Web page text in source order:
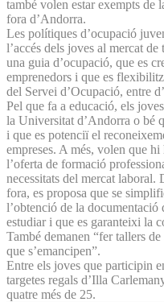
també volen estar exempts de
fora d’Andorra.
Les polítiques d’ocupació
l’accés dels joves al mercat
una guia d’ocupació, que es
emprenedors i que es
del Servei d’Ocupació, entre
Pel que fa a educació, els
la Universitat d’Andorra o bé
i que es potenciï el
empreses. A més, volen que
l’oferta de formació
necessitats del mercat laboral.
fora, es proposa que se
l’obtenció de la documentació
estudiar i que es garanteixi la
També demanen “fer tallers
que s’emancipen”.
Entre els joves que participin
targetes regals d’Illa
quatre més de 25.